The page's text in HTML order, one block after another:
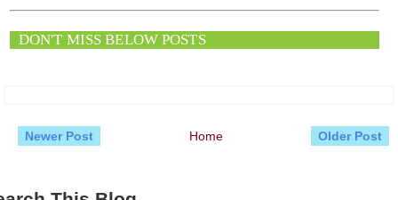
DON'T MISS BELOW POSTS
Newer Post Older Post
Home